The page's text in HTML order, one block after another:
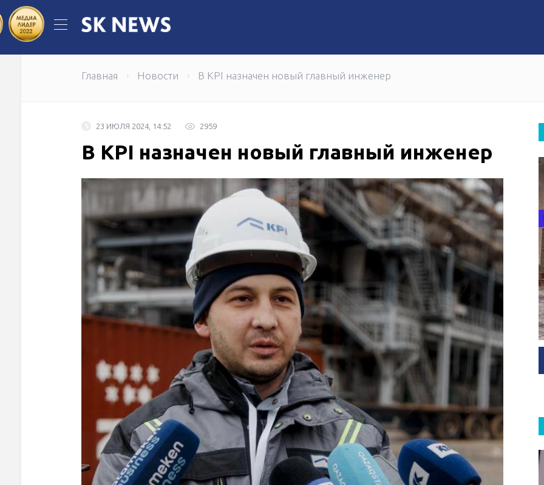
Жандос Қайыргелді возглавил Совет директоров QazaqGaz "Казпочта" обновила
Главная Новости В КРІ назначен новый главный инженер
23 ИЮЛЯ 2024, 14:52 2959
В КРІ назначен новый главный инженер